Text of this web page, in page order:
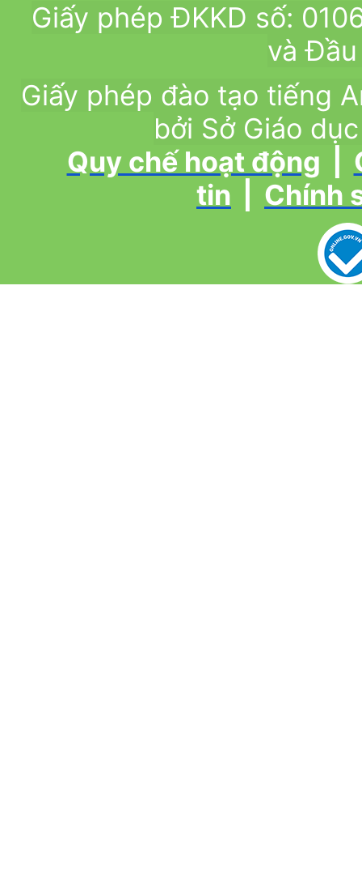
Giấy phép ĐKKD số:
và
Giấy phép đào tạo tiếng
bởi Sở Giáo
Quy chế hoạt động
tin
Chính